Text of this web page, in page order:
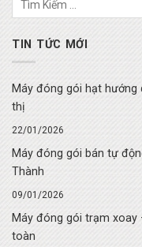
TIN TỨC MỚI
Máy đóng gói hạt hướng
thị
22/01/2026
Máy đóng gói bán tự
Thành
09/01/2026
Máy đóng gói trạm
toàn